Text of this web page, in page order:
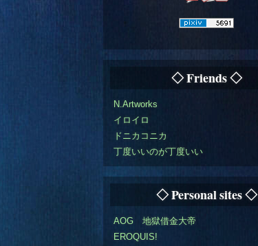
◇ Friends ◇
N.Artworks
イロイロ
ドニカコニカ
丁度いいのが丁度いい
◇ Personal sites ◇
AOG 地獄借金大帝
EROQUIS!